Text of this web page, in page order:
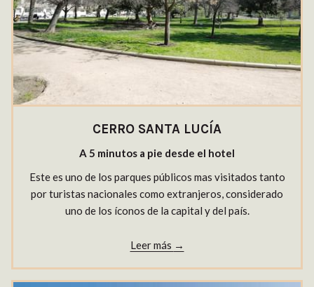
CERRO SANTA LUCÍA
A 5 minutos a pie desde el hotel
​Este es uno de los parques públicos mas visitados tanto
por turistas nacionales como extranjeros, considerado
uno de los íconos de la capital y del país.
Leer más